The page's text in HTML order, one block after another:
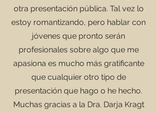
otra presentación pública. Tal vez lo
estoy romantizando, pero hablar con
jóvenes que pronto serán
profesionales sobre algo que me
apasiona es mucho más gratificante
que cualquier otro tipo de
presentación que hago o he hecho.
Muchas gracias a la Dra. Darja Kragt